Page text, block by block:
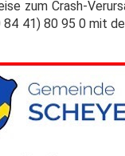
zum Crash-
41) 80 95 0 mit